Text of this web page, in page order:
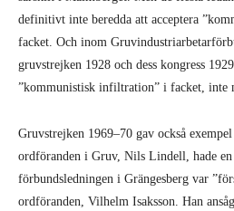
definitivt inte beredda att acceptera
facket. Och inom
gruvstrejken 1928 och dess kongress
”kommunistisk infiltration” i facket, inte
Gruvstrejken 1969–70 gav också
ordföranden i Gruv, Nils Lindell, hade en
förbundsledningen i Grängesberg var
ordföranden, Vilhelm Isaksson. Han